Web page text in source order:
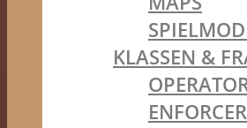
KLASSEN &
ENFORCER